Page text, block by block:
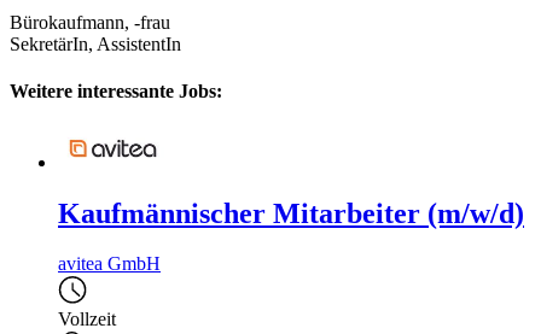
Bürokaufmann, -frau
SekretärIn, AssistentIn
Weitere interessante Jobs:
Kaufmännischer Mitarbeiter (m/w/d)
avitea GmbH
Vollzeit